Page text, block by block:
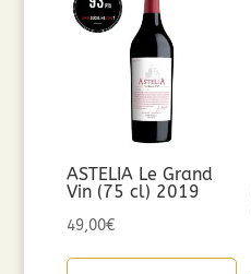
ASTELIA Le Grand
Vin (75 cl) 2019
49,00€